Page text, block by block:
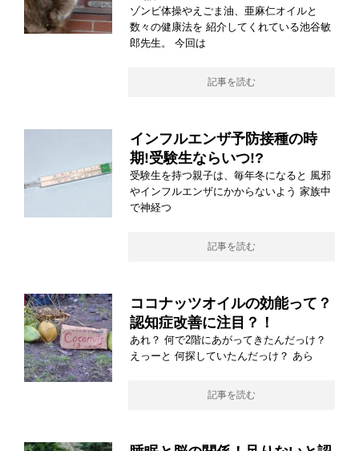
ゾンビ体操やえごま油、亜麻仁オイルと
数々の健康法を 紹介してくれている池谷敏
郎先生。 今回は
記事を読む
インフルエンザ予防接種の時
期!受験生ならいつ!?
受験生を持つ親子は、毎年冬になると 風邪
やインフルエンザにかからないよう 家族中
で神経つ
記事を読む
ココナッツオイルの効能って？
認知症改善に注目？！
あれ？ 何で2階にあがってきたんだっけ？
えっーと 何探していたんだっけ？ あら
記事を読む